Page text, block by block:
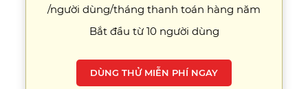
/người dùng/tháng thanh toán hàng năm
Bắt đầu từ 10 người dùng
DÙNG THỬ MIỄN PHÍ NGAY